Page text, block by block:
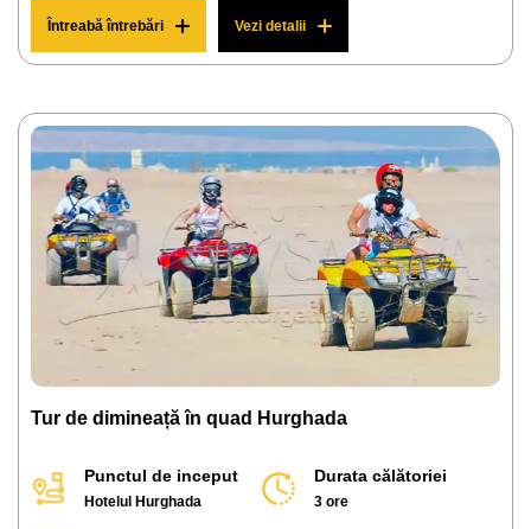
Întreabă întrebări Vezi detalii
Tur de dimineață în quad Hurghada
Punctul de inceput
Hotelul Hurghada
Durata călătoriei
3 ore